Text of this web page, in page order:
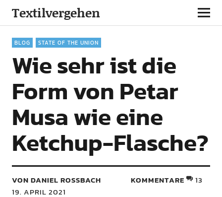
Textilvergehen
BLOG STATE OF THE UNION
Wie sehr ist die
Form von Petar
Musa wie eine
Ketchup-Flasche?
VON DANIEL ROSSBACH
19. APRIL 2021
KOMMENTARE 13